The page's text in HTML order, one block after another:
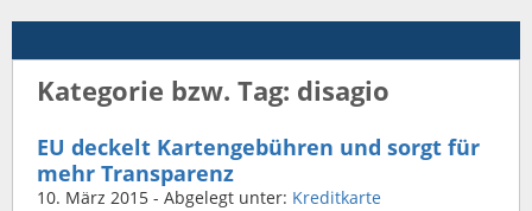
Kategorie bzw. Tag: disagio
EU deckelt Kartengebühren und sorgt für
mehr Transparenz
10. März 2015 - Abgelegt unter: Kreditkarte